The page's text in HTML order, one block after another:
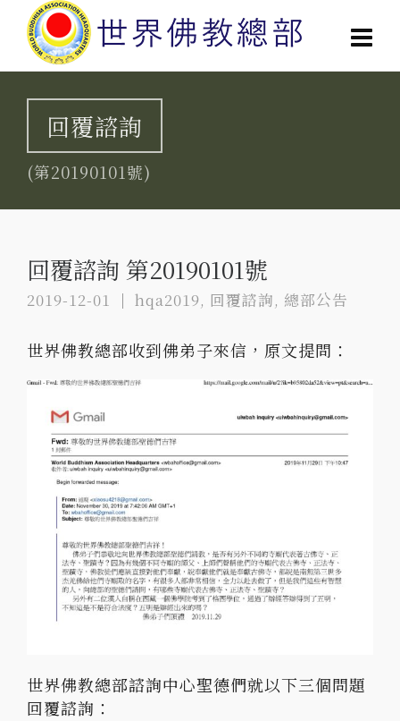
回覆諮詢
(第20190101號)
回覆諮詢 第20190101號
2019-12-01 hqa2019, 回覆諮詢, 總部公告
世界佛教總部收到佛弟子來信，原文提問：
世界佛教總部諮詢中心聖德們就以下三個問題
回覆諮詢：